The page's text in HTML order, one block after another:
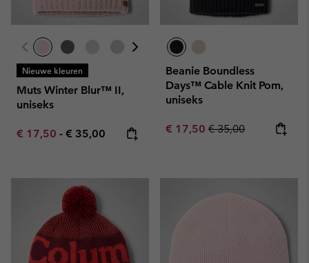
Nieuwe kleuren
Muts Winter Blur™ II,
uniseks
Minimum sale price:
€ 17,50 - Maximum price:
€ 35,00
Beanie Boundless
Days™ Cable Knit Pom,
uniseks
Sale price:
€ 17,50 Regular price:
€ 35,00